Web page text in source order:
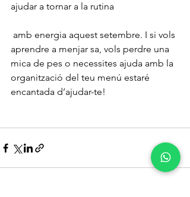
ajudar a tornar a la rutina
aprendre a menjar sa, vols perdre una
mica de pes o necessites ajuda amb la
organització del teu menú estaré
encantada d’ajudar-te!